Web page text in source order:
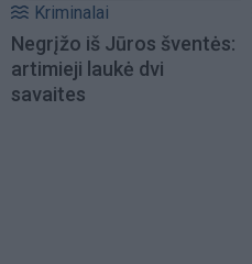
Kriminalai
Negrįžo iš Jūros šventės:
artimieji laukė dvi
savaites